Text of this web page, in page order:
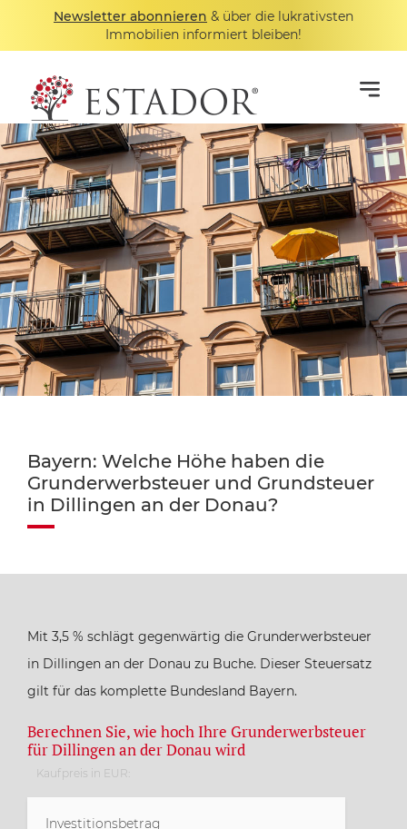
Newsletter abonnieren & über die lukrativsten
Immobilien informiert bleiben!
Bayern: Welche Höhe haben die
Grunderwerbsteuer und Grundsteuer
in Dillingen an der Donau?
Mit 3,5 % schlägt gegenwärtig die Grunderwerbsteuer
in Dillingen an der Donau zu Buche. Dieser Steuersatz
gilt für das komplette Bundesland Bayern.
Berechnen Sie, wie hoch Ihre Grunderwerbsteuer
für Dillingen an der Donau wird
Kaufpreis in EUR: